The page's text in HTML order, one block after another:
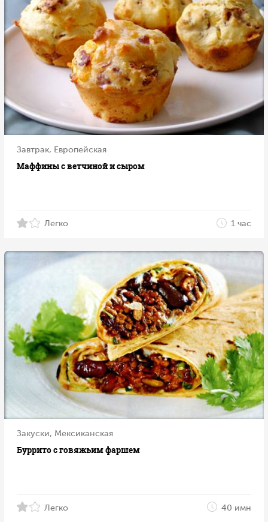
Завтрак, Европейская
Маффины с ветчиной и сыром
Легко 1 час
Закуски, Мексиканская
Буррито с говяжьим фаршем
Легко 40 имн